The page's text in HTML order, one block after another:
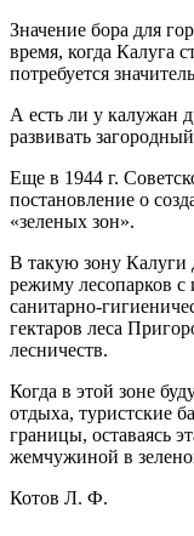
Значение бора для
время, когда Калуга
потребуется
А есть ли у калужан
развивать
Еще в 1944 г.
постановление о
«зеленых зон».
В такую зону Калуги
режиму лесопарков
санитарно-
гектаров леса
лесничеств.
Когда в этой зоне
отдыха, туристские
границы, оставаясь
жемчужиной в
Котов Л. Ф.